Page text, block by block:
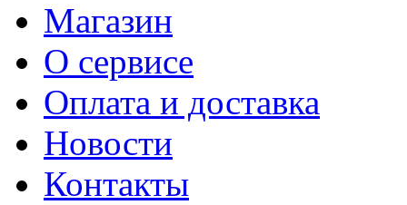
Магазин
О cервисе
Оплата и доставка
Новости
Контакты